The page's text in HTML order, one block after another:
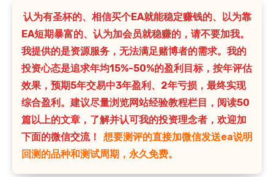
认为有圣杯的、相信买个EA就能稳定赚钱的、以为靠
EA短期暴富的、认为加会员就稳赚的，请不要加我。
我提供的是资源服务，无法满足赌博者的需求。我的
投资心态是追求年均15%-50%的盈利目标，按年评估
效果，预期5年交易中3年盈利、2年亏损，最终实现
综合盈利。建议尽量浏览网站经验教程栏目，阅读50
篇以上的文章，了解并认可我的投资理念者，欢迎加
下面的微信交流！
想要测评的直接加微信发送ea说明
回测的品种和测试周期，永久免费。